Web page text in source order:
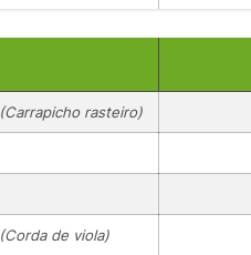
(Carrapicho rasteiro)
(Corda de viola)